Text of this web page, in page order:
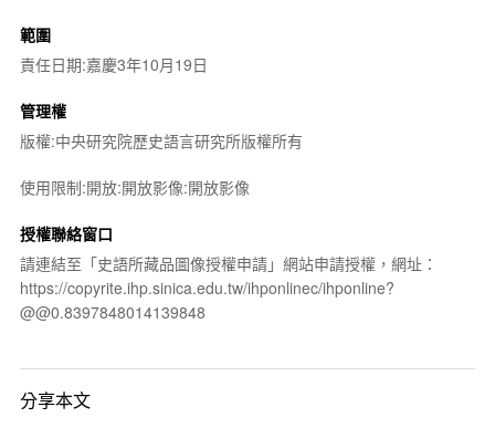
範圍
責任日期:嘉慶3年10月19日
管理權
版權:中央研究院歷史語言研究所版權所有
使用限制:開放:開放影像:開放影像
授權聯絡窗口
請連結至「史語所藏品圖像授權申請」網站申請授權，網址：
https://copyrite.ihp.sinica.edu.tw/ihponlinec/ihponline?
@@0.8397848014139848
分享本文